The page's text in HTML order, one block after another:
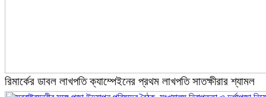
রিমার্কের ডাবল লাখপতি ক্যাম্পেইনের প্রথম লাখপতি সাতক্ষীরার শ্যামল